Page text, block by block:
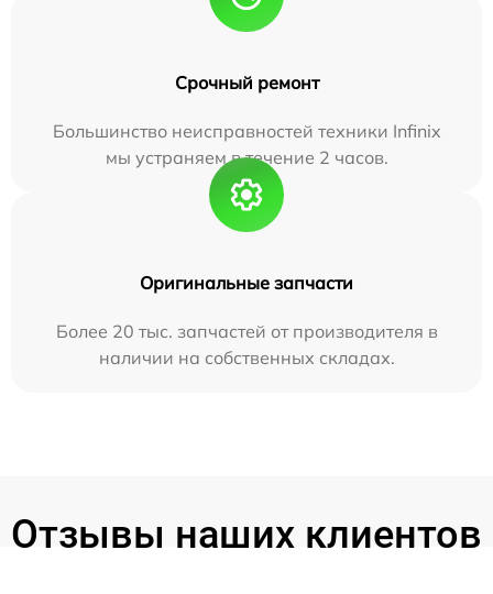
Срочный ремонт
Большинство неисправностей техники Infinix
мы устраняем в течение 2 часов.
Оригинальные запчасти
Более 20 тыс. запчастей от производителя в
наличии на собственных складах.
Отзывы наших клиентов